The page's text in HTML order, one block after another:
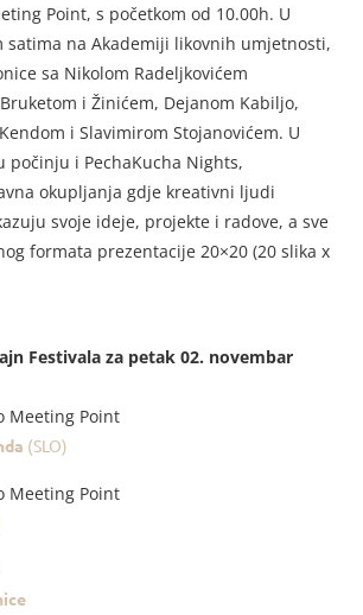
Point, s početkom od 10.00h. U
satima na Akademiji likovnih umjetnosti,
sa Nikolom Radeljkovićem
i Žinićem, Dejanom Kabiljo,
i Slavimirom Stojanovićem. U
počinju i PechaKucha Nights,
okupljanja gdje kreativni ljudi
svoje ideje, projekte i radove, a sve
formata prezentacije 20×20 (20 slika x
Festivala za petak 02. novembar
Meeting Point
(SLO)
Meeting Point